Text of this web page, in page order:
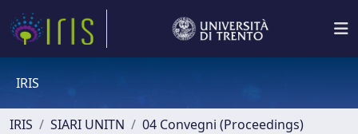
IRIS
IRIS SIARI UNITN
04 Convegni (Proceedings)